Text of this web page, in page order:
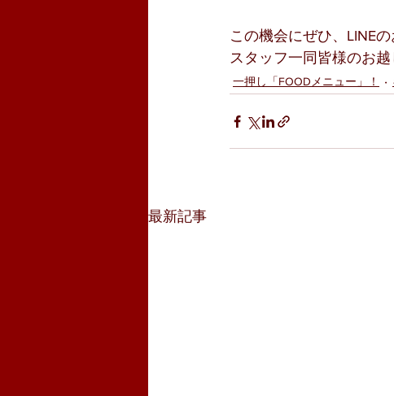
この機会にぜひ、LINE
スタッフ一同皆様のお
一押し「FOODメニュー」！
最新記事